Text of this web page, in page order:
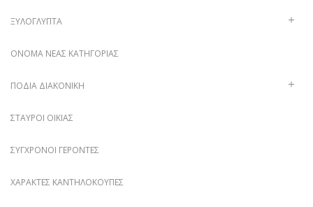
ΞΥΛΌΓΛΥΠΤΑ
ΌΝΟΜΑ ΝΈΑΣ ΚΑΤΗΓΟΡΊΑΣ
ΠΟΔΙΆ ΔΙΑΚΟΝΙΚΉ
ΣΤΑΥΡΟΊ ΟΙΚΊΑΣ
ΣΎΓΧΡΟΝΟΙ ΓΈΡΟΝΤΕΣ
ΧΑΡΑΚΤΈΣ ΚΑΝΤΗΛΌΚΟΥΠΕΣ